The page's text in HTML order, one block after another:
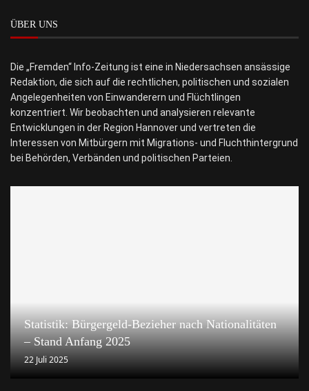
ÜBER UNS
Die „Fremden“ Info-Zeitung ist eine in Niedersachsen ansässige
Redaktion, die sich auf die rechtlichen, politischen und sozialen
Angelegenheiten von Einwanderern und Flüchtlingen
konzentriert. Wir beobachten und analysieren relevante
Entwicklungen in der Region Hannover und vertreten die
Interessen von Mitbürgern mit Migrations- und Fluchthintergrund
bei Behörden, Verbänden und politischen Parteien.
Statistik: Bürgergeld-Bezieher nach Nationalitäten
– Stand Anfang 2025
22 Juli 2025